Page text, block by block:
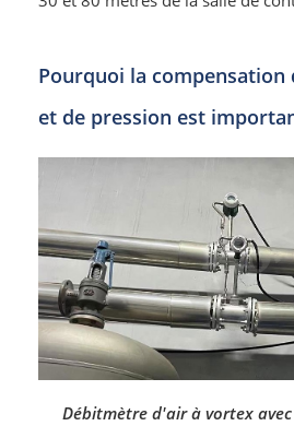
Pourquoi la
et de pression est
Débitmètre d'air à vortex